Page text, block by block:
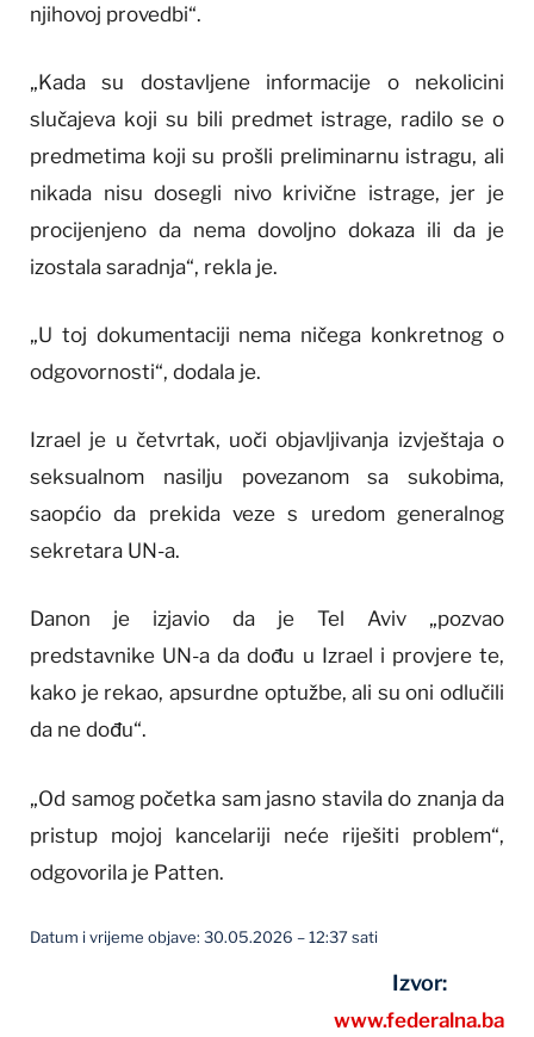
njihovoj provedbi“.
„Kada su dostavljene informacije o nekolicini
slučajeva koji su bili predmet istrage, radilo se o
predmetima koji su prošli preliminarnu istragu, ali
nikada nisu dosegli nivo krivične istrage, jer je
procijenjeno da nema dovoljno dokaza ili da je
izostala saradnja“, rekla je.
„U toj dokumentaciji nema ničega konkretnog o
odgovornosti“, dodala je.
Izrael je u četvrtak, uoči objavljivanja izvještaja o
seksualnom nasilju povezanom sa sukobima,
saopćio da prekida veze s uredom generalnog
sekretara UN-a.
Danon je izjavio da je Tel Aviv „pozvao
predstavnike UN-a da dođu u Izrael i provjere te,
kako je rekao, apsurdne optužbe, ali su oni odlučili
da ne dođu“.
„Od samog početka sam jasno stavila do znanja da
pristup mojoj kancelariji neće riješiti problem“,
odgovorila je Patten.
Datum i vrijeme objave: 30.05.2026 – 12:37 sati
Izvor:
www.federalna.ba